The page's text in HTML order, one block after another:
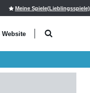
Meine Spiele(Lieblingsspiele)
Website